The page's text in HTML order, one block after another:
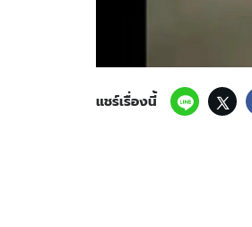
แชร์เรื่องนี้